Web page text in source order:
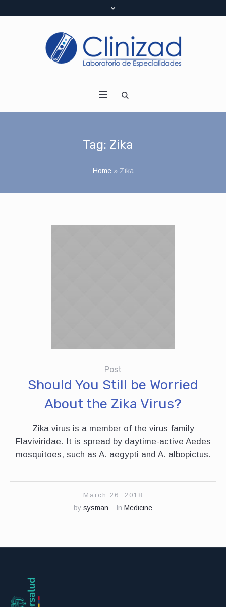
Tag: Zika
Home» Zika
Post
Should You Still be Worried
About the Zika Virus?
Zika virus is a member of the virus family
Flaviviridae. It is spread by daytime-active Aedes
mosquitoes, such as A. aegypti and A. albopictus.
March 26, 2018
by sysman In Medicine